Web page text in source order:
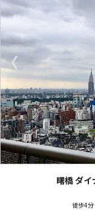
〈
曙橋 ダ
徒歩4分